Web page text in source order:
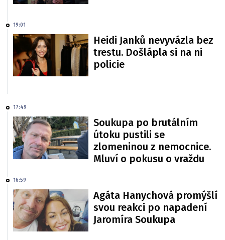
19:01
Heidi Janků nevyvázla bez
trestu. Došlápla si na ni
policie
17:49
Soukupa po brutálním
útoku pustili se
zlomeninou z nemocnice.
Mluví o pokusu o vraždu
16:59
Agáta Hanychová promýšlí
svou reakci po napadení
Jaromíra Soukupa